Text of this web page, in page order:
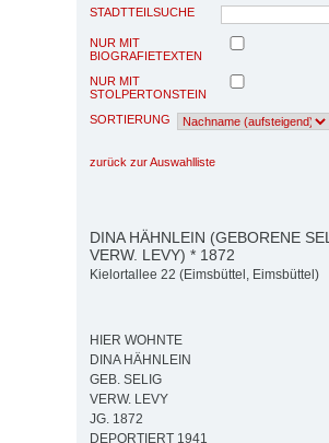
STADTTEILSUCHE
NUR MIT
BIOGRAFIETEXTEN
NUR MIT
STOLPERTONSTEIN
SORTIERUNG
zurück zur Auswahlliste
DINA HÄHNLEIN (GEBORENE
VERW. LEVY) * 1872
Kielortallee 22 (Eimsbüttel, Eimsbüttel)
HIER WOHNTE
DINA HÄHNLEIN
GEB. SELIG
VERW. LEVY
JG. 1872
DEPORTIERT 1941